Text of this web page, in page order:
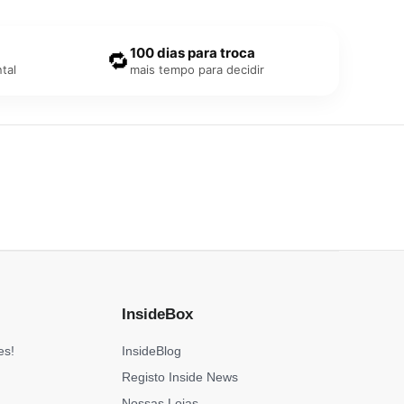
🔁100 dias para troca
mais tempo para decidir
InsideBox
InsideBlog
Registo Inside News